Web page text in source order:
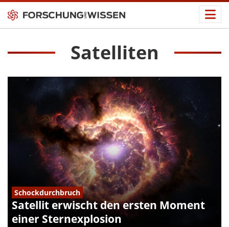
Satelliten
Schockdurchbruch
Satellit erwischt den ersten Moment
einer Sternexplosion